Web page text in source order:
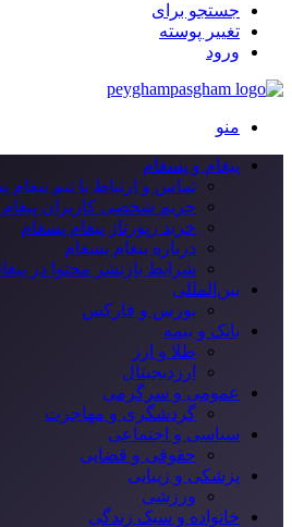
جستجو برای
تغییر پوسته
ورود
منو
پیغام و پسغام
تماس و ارتباط با تیم پیغام
حریم شخصی کاربران
خرید رپورتاژ پیغام پسغام
درباره پیغام پسغام
شرایط بازنشر محتوا در
بین‌المللی
بورس و فارکس
بانک و بیمه
طلا و ارز
ارزدیجیتال
عمومی و سرگرمی
گردشگری و مهاجرت
سیاسی و اجتماعی
حقوقی و قضایی
پزشکی و زیبایی
ورزشی
خانواده و سبک زندگی